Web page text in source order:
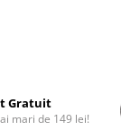
Gratuit
mari de 149 lei!